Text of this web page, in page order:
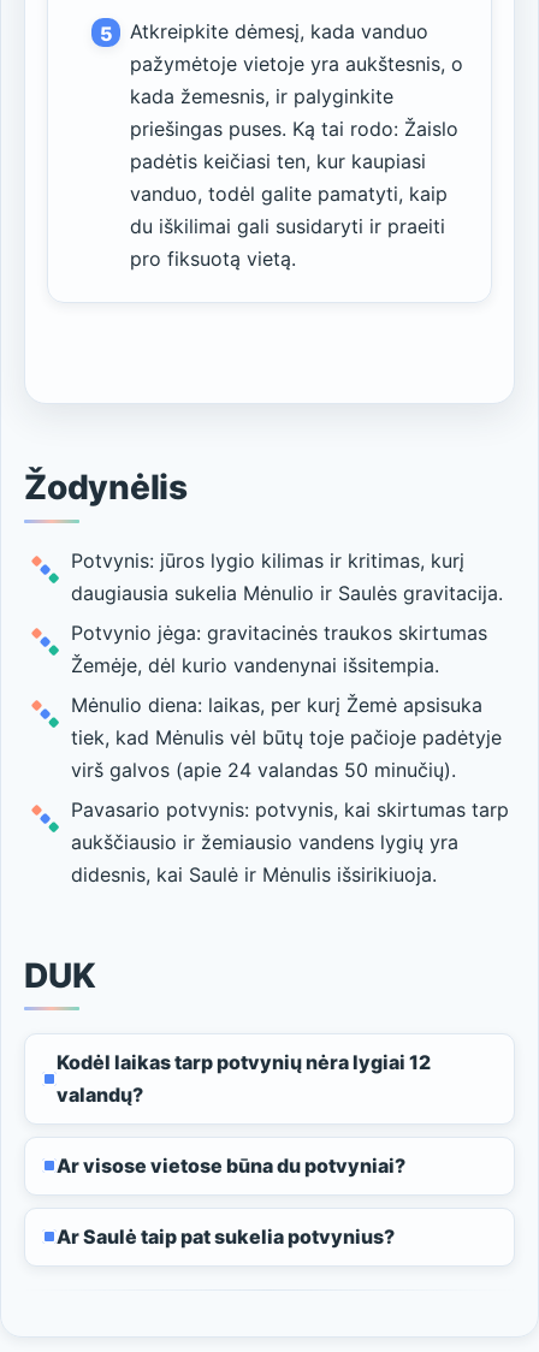
Atkreipkite dėmesį, kada vanduo
pažymėtoje vietoje yra aukštesnis, o
kada žemesnis, ir palyginkite
priešingas puses. Ką tai rodo: Žaislo
padėtis keičiasi ten, kur kaupiasi
vanduo, todėl galite pamatyti, kaip
du iškilimai gali susidaryti ir praeiti
pro fiksuotą vietą.
Žodynėlis
Potvynis: jūros lygio kilimas ir kritimas, kurį
daugiausia sukelia Mėnulio ir Saulės gravitacija.
Potvynio jėga: gravitacinės traukos skirtumas
Žemėje, dėl kurio vandenynai išsitempia.
Mėnulio diena: laikas, per kurį Žemė apsisuka
tiek, kad Mėnulis vėl būtų toje pačioje padėtyje
virš galvos (apie 24 valandas 50 minučių).
Pavasario potvynis: potvynis, kai skirtumas tarp
aukščiausio ir žemiausio vandens lygių yra
didesnis, kai Saulė ir Mėnulis išsirikiuoja.
DUK
Kodėl laikas tarp potvynių nėra lygiai 12
valandų?
Ar visose vietose būna du potvyniai?
Ar Saulė taip pat sukelia potvynius?